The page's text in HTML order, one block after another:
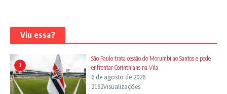
Viu essa?
1
São Paulo trata cessão do Morumbi ao Santos e pode
enfrentar Corinthians na Vila
6 de agosto de 2026
2192Visualizações